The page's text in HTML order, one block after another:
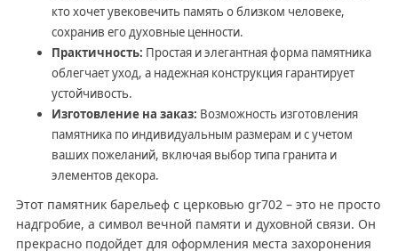
кто хочет увековечить память о близком человеке,
сохранив его духовные ценности.
Практичность: Простая и элегантная форма памятника
облегчает уход, а надежная конструкция гарантирует
устойчивость.
Изготовление на заказ: Возможность изготовления
памятника по индивидуальным размерам и с учетом
ваших пожеланий, включая выбор типа гранита и
элементов декора.
Этот памятник барельеф с церковью gr702 – это не просто
надгробие, а символ вечной памяти и духовной связи. Он
прекрасно подойдет для оформления места захоронения